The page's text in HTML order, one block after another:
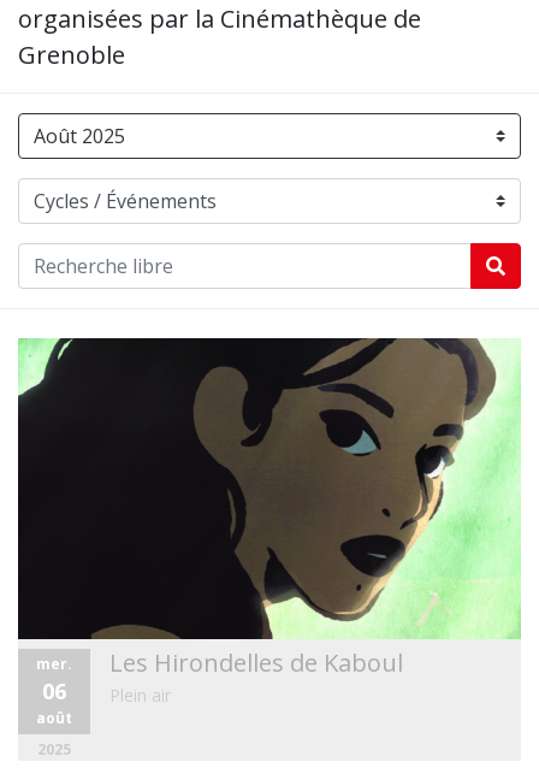
organisées par la Cinémathèque de
Grenoble
mer.
06
août
2025
Les Hirondelles de Kaboul
Plein air